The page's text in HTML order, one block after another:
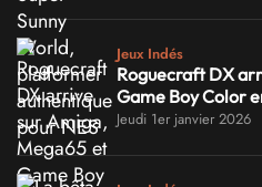
Jeux Indés
Roguecraft DX
Game Boy Color
Jeudi 1er janvier 2026